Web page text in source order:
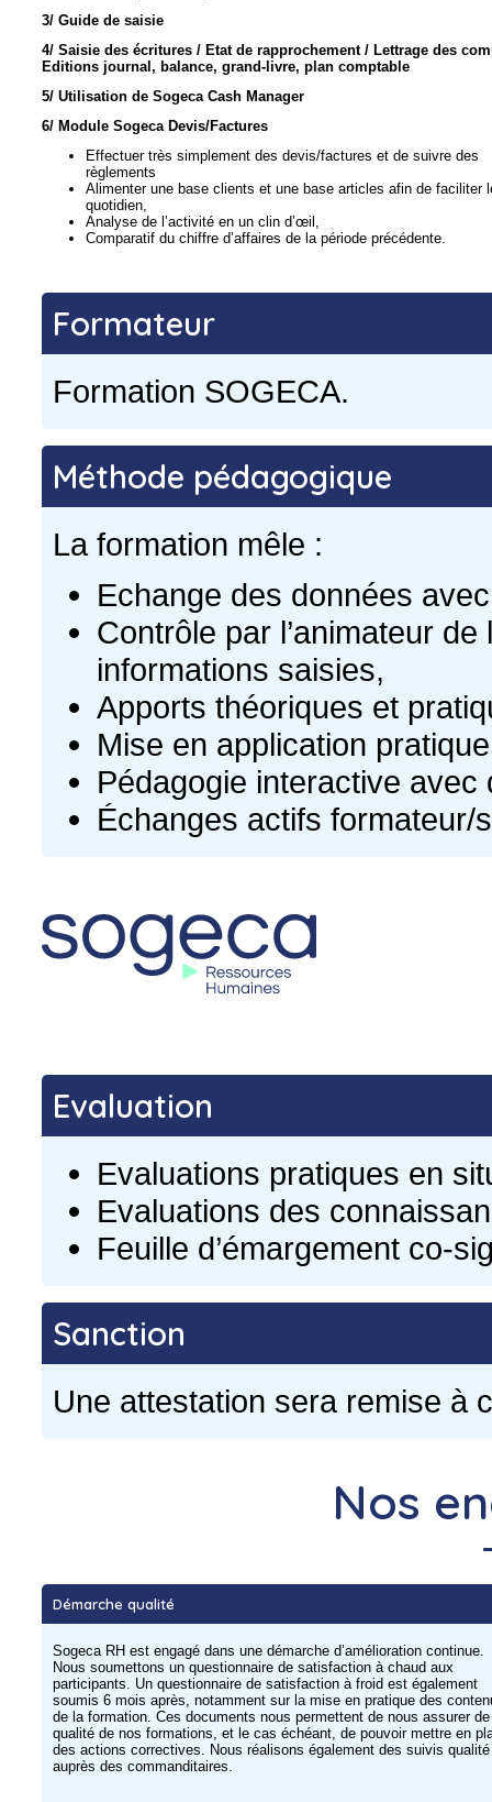
3/ Guide de saisie
4/ Saisie des écritures / Etat de rapprochement / Lettrage des
Editions journal, balance, grand-livre, plan comptable
5/ Utilisation de Sogeca Cash Manager
6/ Module Sogeca Devis/Factures
Effectuer très simplement des devis/factures et de suivre des
règlements
Alimenter une base clients et une base articles afin de faciliter
quotidien,
Analyse de l’activité en un clin d’œil,
Comparatif du chiffre d’affaires de la période précédente.
Formateur
Formation SOGECA.
Méthode pédagogique
La formation mêle :
Echange des données
Contrôle par l’animateur
informations saisies,
Apports théoriques et
Mise en application
Pédagogie interactive avec
Échanges actifs formateur/
Evaluation
Evaluations pratiques en
Evaluations des
Feuille d’émargement co-
Sanction
Une attestation sera remise à
Nos
Démarche qualité
Sogeca RH est engagé dans une démarche d’amélioration continue.
Nous soumettons un questionnaire de satisfaction à chaud aux
participants. Un questionnaire de satisfaction à froid est également
soumis 6 mois après, notamment sur la mise en pratique des
de la formation. Ces documents nous permettent de nous assurer
qualité de nos formations, et le cas échéant, de pouvoir mettre en
des actions correctives. Nous réalisons également des suivis qualité
auprès des commanditaires.